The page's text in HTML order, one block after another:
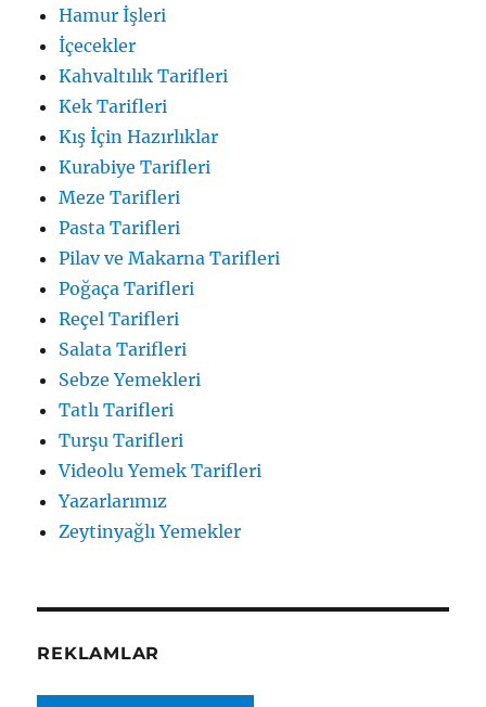
Hamur İşleri
İçecekler
Kahvaltılık Tarifleri
Kek Tarifleri
Kış İçin Hazırlıklar
Kurabiye Tarifleri
Meze Tarifleri
Pasta Tarifleri
Pilav ve Makarna Tarifleri
Poğaça Tarifleri
Reçel Tarifleri
Salata Tarifleri
Sebze Yemekleri
Tatlı Tarifleri
Turşu Tarifleri
Videolu Yemek Tarifleri
Yazarlarımız
Zeytinyağlı Yemekler
REKLAMLAR